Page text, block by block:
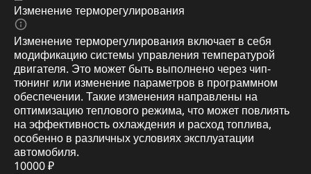
Изменение терморегулирования
Изменение терморегулирования включает в себя
модификацию системы управления температурой
двигателя. Это может быть выполнено через чип-
тюнинг или изменение параметров в программном
обеспечении. Такие изменения направлены на
оптимизацию теплового режима, что может повлиять
на эффективность охлаждения и расход топлива,
особенно в различных условиях эксплуатации
автомобиля.
10000 ₽